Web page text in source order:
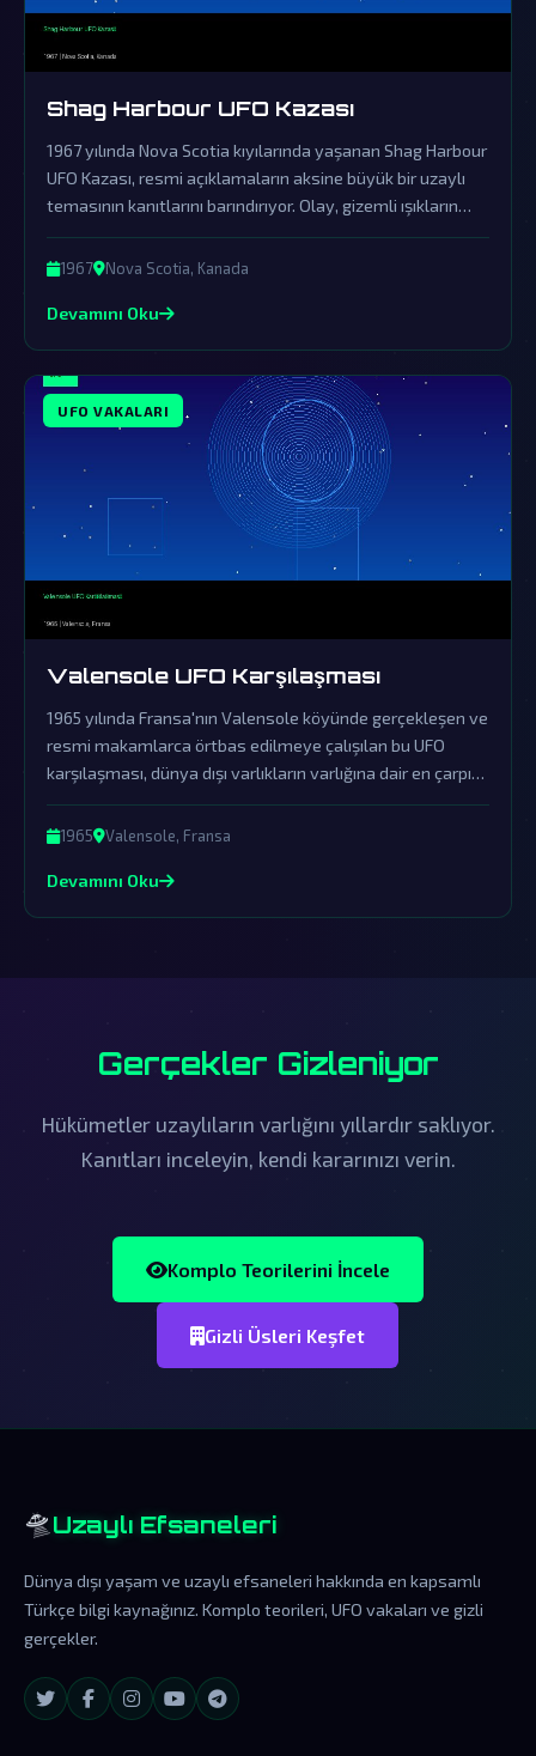
Shag Harbour UFO Kazası
1967 yılında Nova Scotia kıyılarında yaşanan Shag Harbour
UFO Kazası, resmi açıklamaların aksine büyük bir uzaylı
temasının kanıtlarını barındırıyor. Olay, gizemli ışıkların
suya çarpmasıyla başlayıp hükümetin örtbas çabalarıyla
gündemden düşürülmüştür.
1967 Nova Scotia, Kanada
Devamını Oku
UFO VAKALARI
Valensole UFO Karşılaşması
1965 yılında Fransa'nın Valensole köyünde gerçekleşen ve
resmi makamlarca örtbas edilmeye çalışılan bu UFO
karşılaşması, dünya dışı varlıkların varlığına dair en çarpıcı
kanıtlardan birini sunuyor.
1965 Valensole, Fransa
Devamını Oku
Gerçekler Gizleniyor
Hükümetler uzaylıların varlığını yıllardır saklıyor.
Kanıtları inceleyin, kendi kararınızı verin.
Komplo Teorilerini İncele
Gizli Üsleri Keşfet
🛸Uzaylı Efsaneleri
Dünya dışı yaşam ve uzaylı efsaneleri hakkında en kapsamlı
Türkçe bilgi kaynağınız. Komplo teorileri, UFO vakaları ve gizli
gerçekler.